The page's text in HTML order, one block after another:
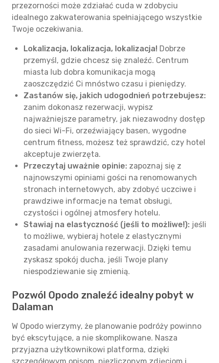
przezorności może zdziałać cuda w zdobyciu
idealnego zakwaterowania spełniającego wszystkie
Twoje oczekiwania.
Lokalizacja, lokalizacja, lokalizacja! Dobrze
przemyśl, gdzie chcesz się znaleźć. Centrum
miasta lub dobra komunikacja mogą
zaoszczędzić Ci mnóstwo czasu i pieniędzy.
Zastanów się, jakich udogodnień potrzebujesz:
zanim dokonasz rezerwacji, wypisz
najważniejsze parametry, jak niezawodny dostęp
do sieci Wi-Fi, orzeźwiający basen, wygodne
centrum fitness, możesz też sprawdzić, czy hotel
akceptuje zwierzęta.
Przeczytaj uważnie opinie: zapoznaj się z
najnowszymi opiniami gości na renomowanych
stronach internetowych, aby zdobyć uczciwe i
prawdziwe informacje na temat obsługi,
czystości i ogólnej atmosfery hotelu.
Stawiaj na elastyczność (jeśli to możliwe!): jeśli
to możliwe, wybieraj hotele z elastycznymi
zasadami anulowania rezerwacji. Dzięki temu
zyskasz spokój ducha, jeśli Twoje plany
niespodziewanie się zmienią.
Pozwól Opodo znaleźć idealny pobyt w
Dalaman
W Opodo wierzymy, że planowanie podróży powinno
być ekscytujące, a nie skomplikowane. Nasza
przyjazna użytkownikowi platforma, dzięki